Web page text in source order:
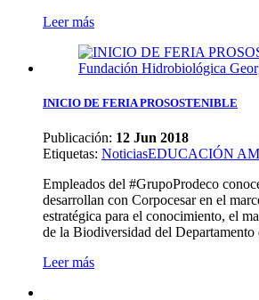
Leer más
INICIO DE FERIA PROSOSTENIBLE
Publicación: 12 Jun 2018
Etiquetas: NoticiasEDUCACIÓN
Empleados del #GrupoProdeco
desarrollan con Corpocesar en el
estratégica para el conocimiento, el
de la Biodiversidad del Departamento
Leer más